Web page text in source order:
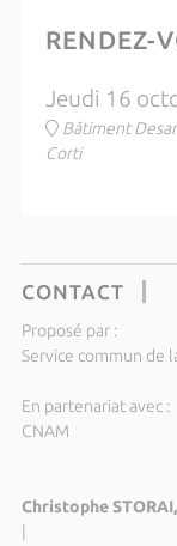
RENDEZ-
Jeudi 16
Bâtiment
Corti
CONTACT
Proposé par :
Service commun de
En partenariat avec :
CNAM
Christophe